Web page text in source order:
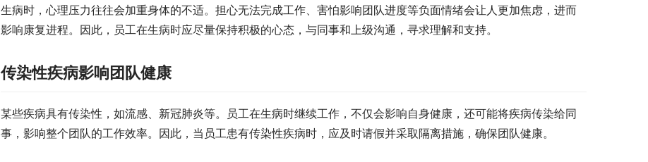
生病时，心理压力往往会加重身体的不适。担心无法完成工作、害怕影响团队进度等负面情绪会让人更加焦虑，进而
影响康复进程。因此，员工在生病时应尽量保持积极的心态，与同事和上级沟通，寻求理解和支持。
传染性疾病影响团队健康
某些疾病具有传染性，如流感、新冠肺炎等。员工在生病时继续工作，不仅会影响自身健康，还可能将疾病传染给同
事，影响整个团队的工作效率。因此，当员工患有传染性疾病时，应及时请假并采取隔离措施，确保团队健康。